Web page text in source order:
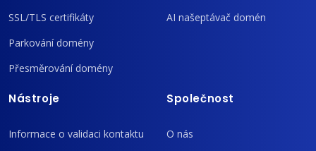
SSL/TLS certifikáty
Parkování domény
Přesměrování domény
AI našeptávač domén
Nástroje
Informace o validaci kontaktu
Společnost
O nás